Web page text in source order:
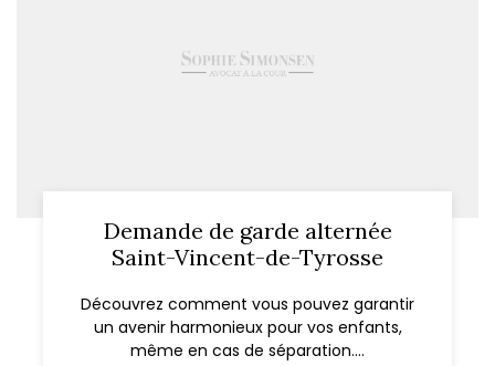
Demande de garde alternée
Saint-Vincent-de-Tyrosse
Découvrez comment vous pouvez garantir
un avenir harmonieux pour vos enfants,
même en cas de séparation....